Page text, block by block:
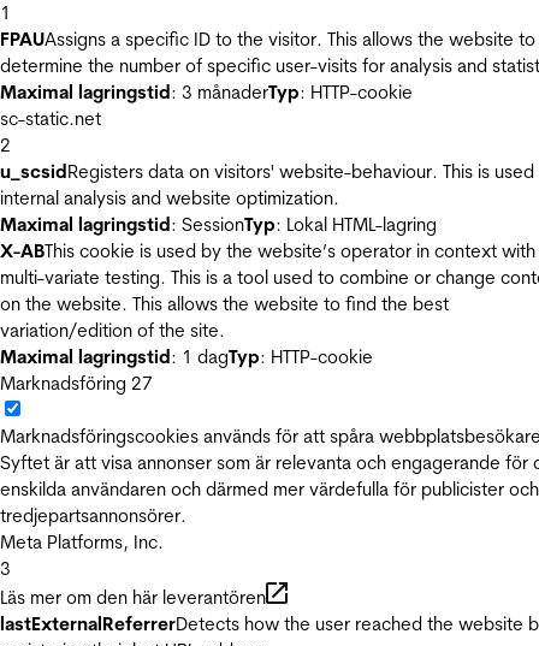
1
FPAUAssigns a specific ID to the visitor. This allows the website to
determine the number of specific user-visits for analysis and
Maximal lagringstid: 3 månaderTyp: HTTP-cookie
sc-static.net
2
u_scsidRegisters data on visitors' website-behaviour. This is
internal analysis and website optimization.
Maximal lagringstid: SessionTyp: Lokal HTML-lagring
X-ABThis cookie is used by the website’s operator in context with
multi-variate testing. This is a tool used to combine or change
on the website. This allows the website to find the best
variation/edition of the site.
Maximal lagringstid: 1 dagTyp: HTTP-cookie
Marknadsföring 27
Marknadsföringscookies används för att spåra
Syftet är att visa annonser som är relevanta och engagerande för
enskilda användaren och därmed mer värdefulla för publicister och
tredjepartsannonsörer.
Meta Platforms, Inc.
3
Läs mer om den här leverantören
lastExternalReferrerDetects how the user reached the website